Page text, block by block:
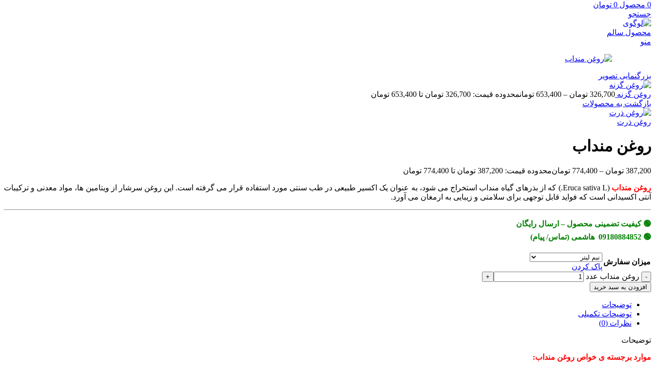
0 محصول 0 تومان
جستجو
منو
بزرگنمایی تصویر
روغن گزنه 326,700 تومان –
653,400 تومانمحدوده قیمت: 326,700 تومان تا 653,400 تومان
بازگشت به محصولات
روغن ذرت
روغن منداب
387,200 تومان –
774,400 تومانمحدوده قیمت: 387,200 تومان تا 774,400 تومان
روغن منداب
(Eruca sativa L.) که از بذرهای گیاه منداب استخراج می شود، به عنوان یک اکسیر طبیعی در طب سنتی مورد استفاده قرار می گرفته است. این روغن سرشار از ویتامین ها، مواد معدنی و ترکیبات
آنتی اکسیدانی است که فواید قابل توجهی برای سلامتی و زیبایی به ارمغان می آورد.
🟢 کیفیت تضمینی محصول – ارسال رایگان
🟢 09180884852 هاشمی (تماس/ پیام)
میزان سفارش
پاک کردن
روغن منداب عدد
افزودن به سبد خرید
توضیحات
توضیحات تکمیلی
نظرات (0)
توضیحات
موارد برجسته ی خواص روغن منداب: